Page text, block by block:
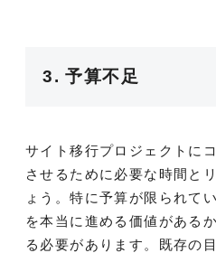
3. 予算不足
サイト移行プロジェクトに
させるために必要な時間と
ょう。特に予算が限られて
を本当に進める価値がある
る必要があります。既存の